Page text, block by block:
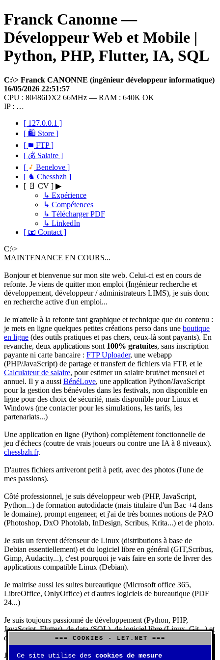
Franck Canonne —
Développeur Web et Mobile |
Python, PHP, Flutter, IA, SQL
C:\> Franck CANONNE (ingénieur développeur informatique)
16/05/2026 22:51:57
CPU : 80486DX2 66MHz — RAM : 640K OK
IP : …
[ 127.0.0.1 ]
[ 🛍 Store ]
[
FTP ]
[ 💰 Salaire ]
[
Benelove ]
[ ♞ Chessbzh ]
[ 📄 CV ] ▶
↳ Expérience
↳ Compétences
↳ Télécharger PDF
↳ LinkedIn
[ 📧 Contact ]
C:\>
MAINTENANCE EN COURS...
Bonjour et bienvenue sur mon site web. Celui-ci est en cours de
refonte. Je viens de quitter mon emploi (Ingénieur recherche et
développement, développeur / administrateurs LIMS), je suis donc
en recherche active d'un emploi...
Je m'attelle à la refonte tant graphique et technique que du contenu :
je mets en ligne quelques petites créations perso dans une boutique
en ligne (des outils pratiques et pas chers, ceux-là sont payants). En
revanche, deux applications sont 100% gratuites, sans inscription
payante ni carte bancaire : FTP Uploader, une webapp
(PHP/JavaScript) de partage et transfert de fichiers via FTP, et le
Calculateur de salaire, pour estimer un salaire brut/net mensuel et
annuel. Il y a aussi BénéLove, une application Python/JavaScript
pour la gestion des bénévoles dans les festivals, non disponible en
ligne pour des choix de sécurité, mais disponible pour Linux et
Windows (me contacter pour les simulations, les tarifs, les
partenariats...)
Une application en ligne (Python) complètement fonctionnelle de
jeu d'échecs (coutre de vrais joueurs ou contre une IA à 8 niveaux).
chessbzh.fr.
D'autres fichiers arriveront petit à petit, avec des photos (l'une de
mes passions).
Côté professionnel, je suis développeur web (PHP, JavaScript,
Python...) de formation autodidacte (mais titulaire d'un Bac +4 dans
le domaine), prompt engeneer, et j'ai de très bonnes notions de PAO
(Photoshop, DxO Photolab, InDesign, Scribus, Krita...) et de photo.
Je suis un fervent défenseur de Linux (distributions à base de
Debian essentiellement) et du logiciel libre en général (GIT,Scribus,
Gimp, Audacity...), c'est pourquoi je vais faire en sorte de livrer des
applications compatible Linux (Debian).
Je maitrise aussi les suites bureautique (Microsoft office 365,
LibreOffice, OnlyOffice) et d'autres logiciels de bureautique (PDF
24...)
Je suis toujours passionné de développement (Python, PHP,
JavaScript, Flutter), de data (SQL), de logiciel libre (Linux, Git...) et
d'IA (principalement Claude et DeepSeek).
J'aime jouer, surtout aux jeux de sociétés (Risk, Uno, Scrabble...),
=== COOKIES - LE7.NET ===
Ce site utilise des cookies de mesure